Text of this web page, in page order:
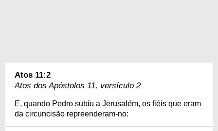
Atos 11:2
Atos dos Apóstolos 11, versículo 2
E, quando Pedro subiu a Jerusalém, os fiéis que eram
da circuncisão repreenderam-no: